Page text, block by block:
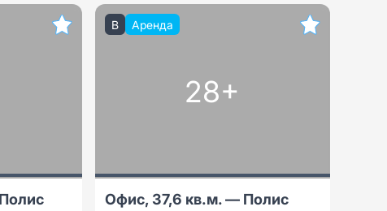
B Аренда
28+
Офис, 37,6 кв.м. — Полис